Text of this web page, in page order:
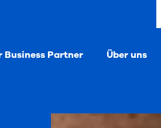
Business Partner Über uns